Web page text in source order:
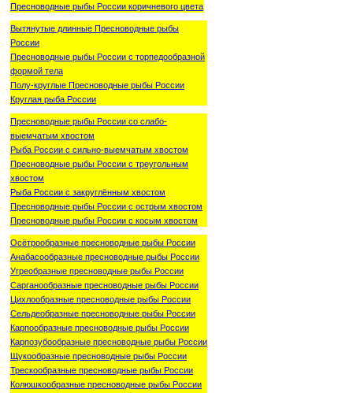
Пресноводные рыбы России коричневого цвета
Вытянутые длинные Пресноводные рыбы
России
Пресноводные рыбы России с торпедообразной
формой тела
Полу-круглые Пресноводные рыбы России
Круглая рыба России
Пресноводные рыбы России со слабо-
выемчатым хвостом
Рыба России с сильно-выемчатым хвостом
Пресноводные рыбы России с треугольным
хвостом
Рыба России с закруглённым хвостом
Пресноводные рыбы России с острым хвостом
Пресноводные рыбы России с косым хвостом
Осётрообразные пресноводные рыбы России
Анабасообразные пресноводные рыбы России
Угреобразные пресноводные рыбы России
Сарганообразные пресноводные рыбы России
Цихлообразные пресноводные рыбы России
Сельдеобразные пресноводные рыбы России
Карпообразные пресноводные рыбы России
Карпозубообразные пресноводные рыбы России
Щукообразные пресноводные рыбы России
Трескообразные пресноводные рыбы России
Колюшкообразные пресноводные рыбы России